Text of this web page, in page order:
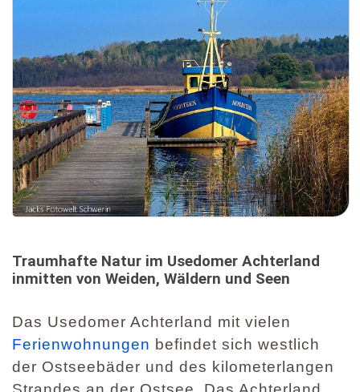
Traumhafte Natur im Usedomer Achterland
inmitten von Weiden, Wäldern und Seen
Das Usedomer Achterland mit vielen
Ferienwohnungen befindet sich westlich
der Ostseebäder und des kilometerlangen